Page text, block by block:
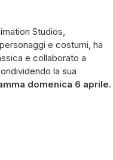
Studios,
e costumi, ha
e collaborato a
la sua
domenica 6 aprile.